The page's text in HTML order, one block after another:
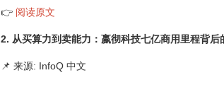
👉 阅读原文
2. 从买算力到卖能力：嬴彻科技七亿商用里程背后
📌 来源: InfoQ 中文